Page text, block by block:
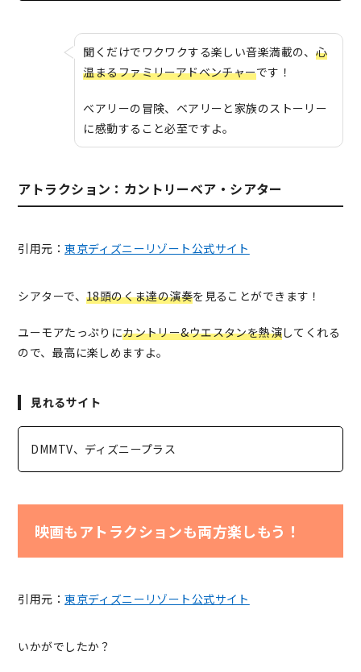
聞くだけでワクワクする楽しい音楽満載の、 心
温まるファミリーアドベンチャーです！
ベアリーの冒険、ベアリーと家族のストーリー
に感動すること必至ですよ。
アトラクション：カントリーベア・シアター
引用元：東京ディズニーリゾート公式サイト
シアターで、 18頭のくま達の演奏を見ることができます！
ユーモアたっぷりにカントリー&ウエスタンを熱演してくれる
ので、最高に楽しめますよ。
見れるサイト
DMMTV、ディズニープラス
映画もアトラクションも両方楽しもう！
引用元：東京ディズニーリゾート公式サイト
いかがでしたか？